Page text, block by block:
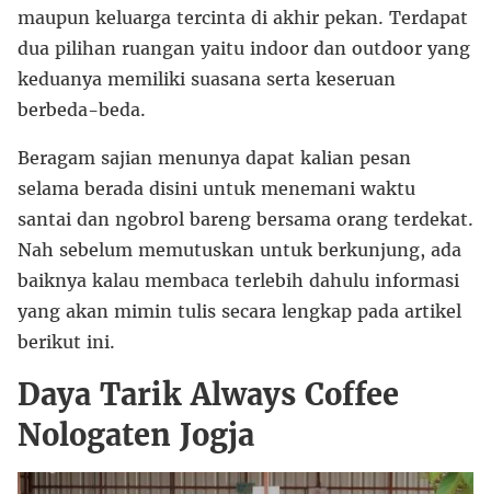
maupun keluarga tercinta di akhir pekan. Terdapat
dua pilihan ruangan yaitu indoor dan outdoor yang
keduanya memiliki suasana serta keseruan
berbeda-beda.
Beragam sajian menunya dapat kalian pesan
selama berada disini untuk menemani waktu
santai dan ngobrol bareng bersama orang terdekat.
Nah sebelum memutuskan untuk berkunjung, ada
baiknya kalau membaca terlebih dahulu informasi
yang akan mimin tulis secara lengkap pada artikel
berikut ini.
Daya Tarik Always Coffee
Nologaten Jogja